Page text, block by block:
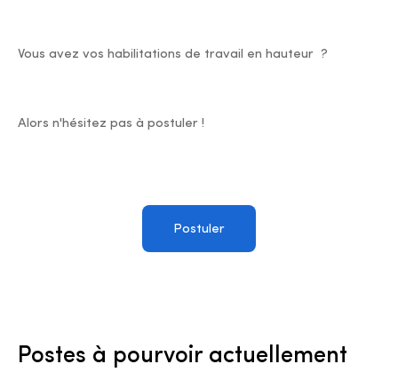
Vous avez vos habilitations de travail en hauteur ?
Alors n'hésitez pas à postuler !
Postuler
Postes à pourvoir actuellement